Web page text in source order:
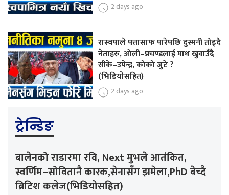
2 days ago
रास्वपाले पत्तासाफ पारेपछि दुस्मनी तोड्दै
नेताहरु, ओली–प्रचण्डलाई माथ खुवाउँदै
सीके–उपेन्द्र, कोको जुटे ?
(भिडियोसहित)
2 days ago
ट्रेन्डिङ
बालेनको राडारमा रवि, Next मुभले आतंकित,
स्वर्णिम–सोवितानै कारक,सेनासँग झमेला,PhD बेच्दै
ब्रिटिश कलेज(भिडियोसहित)